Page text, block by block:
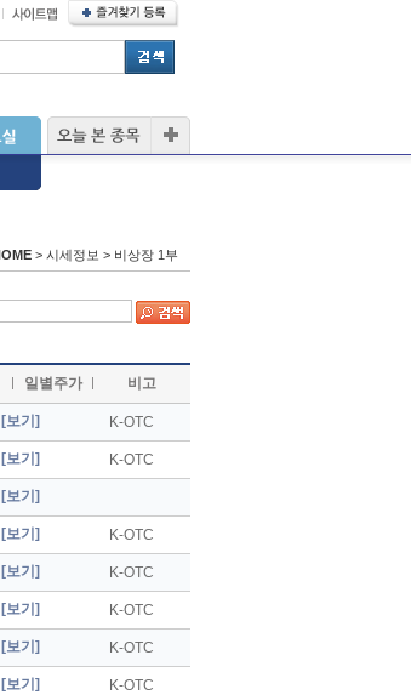
> 시세정보 > 비상장 1부
일별주가 비고
[보기] K-OTC
[보기] K-OTC
[보기]
[보기] K-OTC
[보기] K-OTC
[보기] K-OTC
[보기] K-OTC
[보기] K-OTC